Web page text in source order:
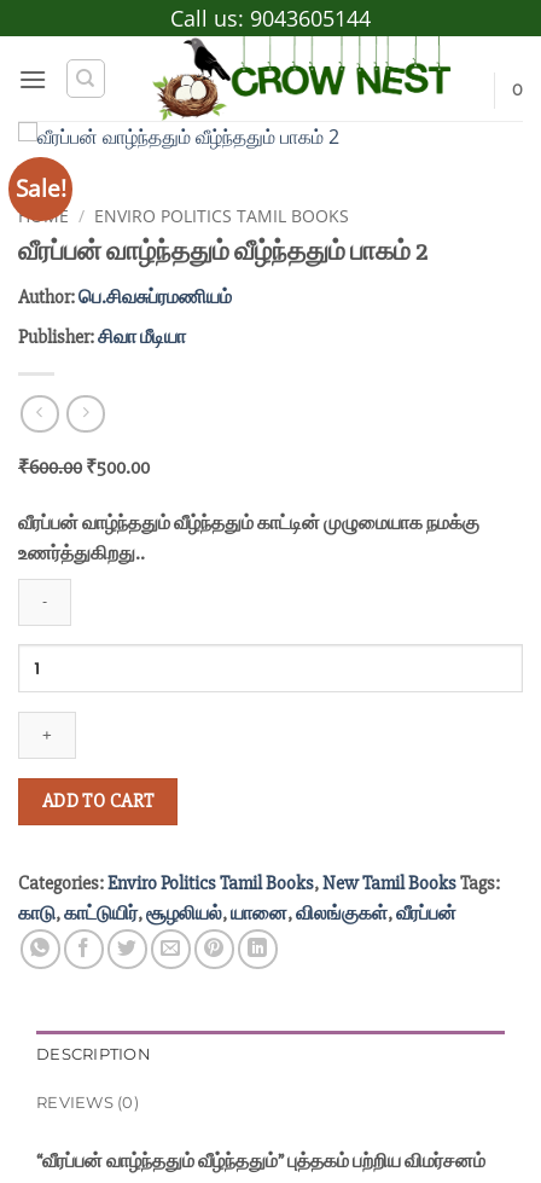
to
content
Call us: 9043605144
0
Sale!
HOME / ENVIRO POLITICS TAMIL BOOKS
வீரப்பன் வாழ்ந்ததும் வீழ்ந்ததும் பாகம் 2
Author:பெ.சிவசுப்ரமணியம்
Publisher:சிவா மீடியா
₹600.00 Original
was:
₹600.00.
₹500.00Current
is:
வீரப்பன் வாழ்ந்ததும் வீழ்ந்ததும் காட்டின் முழுமையாக நமக்கு
உணர்த்துகிறது..
வீழ்ந்ததும்
பாகம்
quantity
ADD TO CART
Categories:Enviro Politics Tamil Books,New Tamil BooksTags:
காடு,காட்டுயிர்,சூழலியல்,யானை,விலங்குகள்,வீரப்பன்
DESCRIPTION
REVIEWS (0)
“வீரப்பன் வாழ்ந்ததும் வீழ்ந்ததும்” புத்தகம் பற்றிய விமர்சனம்